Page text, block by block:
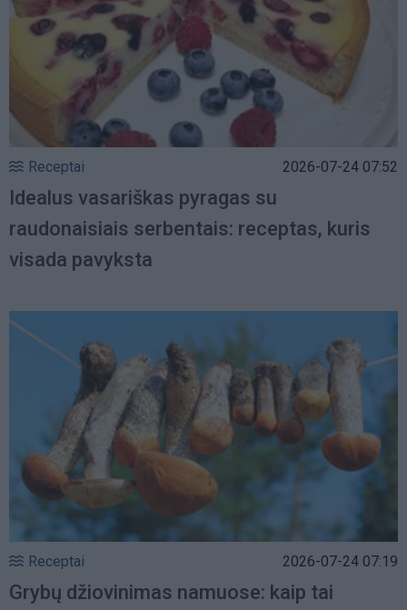
Receptai 2026-07-24 07:52
Idealus vasariškas pyragas su
raudonaisiais serbentais: receptas, kuris
visada pavyksta
Receptai 2026-07-24 07:19
Grybų džiovinimas namuose: kaip tai